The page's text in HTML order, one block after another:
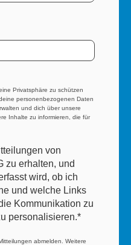
Privatsphäre zu schützen
personenbezogenen Daten
und dich über unsere
Inhalte zu informieren, die für
von
zu erhalten, und
wird, ob ich
und welche Links
Kommunikation zu
personalisieren.*
abmelden. Weitere